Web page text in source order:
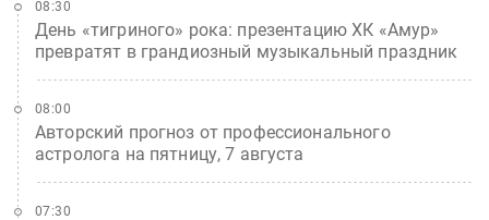
День «тигриного» рока: презентацию ХК «Амур»
превратят в грандиозный музыкальный праздник
08:30
Авторский прогноз от профессионального
астролога на пятницу, 7 августа
08:00
07:30